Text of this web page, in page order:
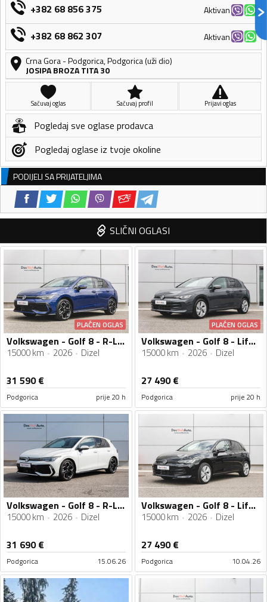
+382 68 856 375 Aktivan
+382 68 862 307
Aktivan
Crna Gora-Podgorica,Podgorica (uži dio)
JOSIPA BROZA TITA 30
Sačuvaj oglas Sačuvaj profil Prijavi oglas
Pogledaj sve oglase prodavca
Pogledaj oglase iz tvoje okoline
PODIJELI SA PRIJATELJIMA
SLIČNI OGLASI
PLAĆEN OGLAS
Volkswagen - Golf 8 - R-Line 2.0 TDI DSG
15000 km 2026 Dizel
31 590€
Podgorica prije 20 h
PLAĆEN OGLAS
Volkswagen - Golf 8 - Life 2.0 TDI DSG
15000 km 2026 Dizel
27 490€
Podgorica prije 20 h
Volkswagen - Golf 8 - R-Line 2.0 TDI DSG
15000 km 2026 Dizel
31 690€
Podgorica 15.06.26
Volkswagen - Golf 8 - Life 2.0 TDI DSG
15000 km 2026 Dizel
27 490€
Podgorica 10.04.26